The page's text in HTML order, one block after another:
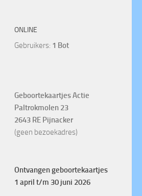
ONLINE
Gebruikers: 1 Bot
Geboortekaartjes Actie
Paltrokmolen 23
2643 RE Pijnacker
(geen bezoekadres)
Ontvangen geboortekaartjes
1 april t/m 30 juni 2026